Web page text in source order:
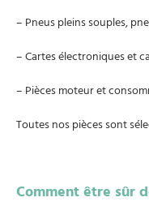
– Pneus pleins souples,
– Cartes électroniques et
– Pièces moteur et
Toutes nos pièces sont
Comment être sûr